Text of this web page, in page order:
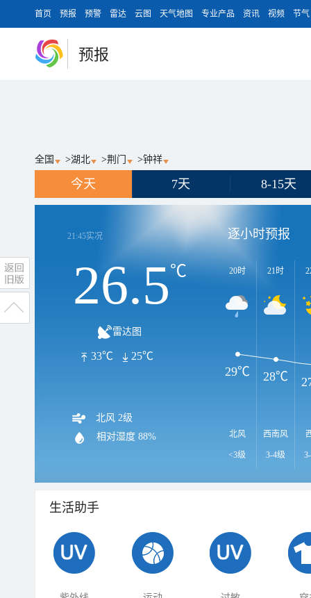
首页 预报 预警 雷达 云图 天气地图 专业产品 资讯 视频 节气
预报
全国 >湖北 >荆门 >钟祥
今天 7天 8-15天
21:45实况
26.5℃
雷达图
33℃ 25℃
北风 2级
相对湿度 88%
逐小时预报
20时
北风
<3级
21时
西南风
3-4级
29℃ 28℃
生活助手